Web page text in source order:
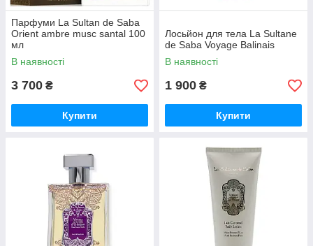
Парфуми La Sultan de Saba
Orient ambre musc santal 100
мл
В наявності
3 700 ₴
Купити
Лосьйон для тела La Sultanе
de Saba Voyage Balinais
В наявності
1 900 ₴
Купити